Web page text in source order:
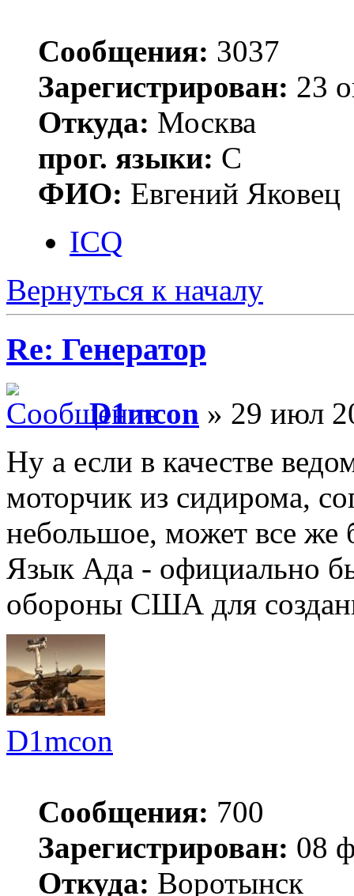
Сообщения: 3037
Зарегистрирован: 23
Откуда: Москва
прог. языки: С
ФИО: Евгений Яковец
ICQ
Вернуться к началу
Re: Генератор
D1mcon » 29 июл
Ну а если в качестве
моторчик из сидирома,
небольшое, может все же
Язык Ада - официально
обороны США для
D1mcon
Сообщения: 700
Зарегистрирован: 08
Откуда: Воротынск